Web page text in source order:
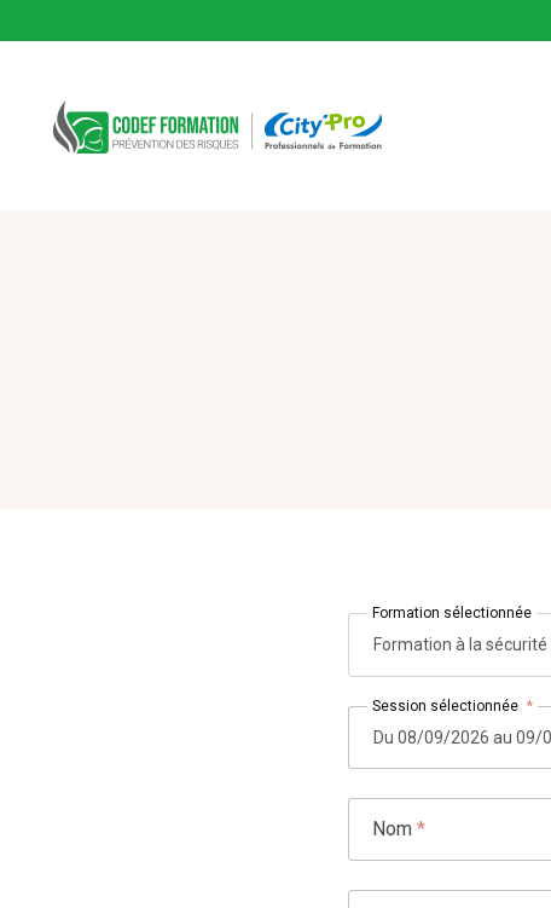
Formation sélectionnée
Formation à la
Session sélectionnée *
Nom *